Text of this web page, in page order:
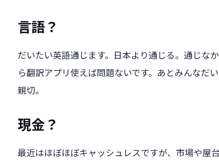
言語？
だいたい英語通じます。日本より通じる。通じな
ら翻訳アプリ使えば問題ないです。あとみんなだ
親切。
現金？
最近はほぼほぼキャッシュレスですが、市場や屋